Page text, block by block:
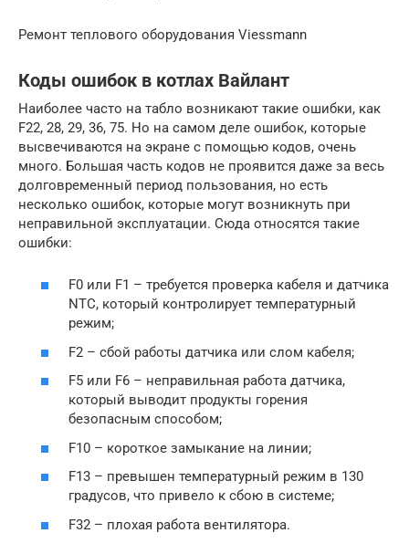
Ремонт теплового оборудования Viessmann
Коды ошибок в котлах Вайлант
Наиболее часто на табло возникают такие ошибки, как
F22, 28, 29, 36, 75. Но на самом деле ошибок, которые
высвечиваются на экране с помощью кодов, очень
много. Большая часть кодов не проявится даже за весь
долговременный период пользования, но есть
несколько ошибок, которые могут возникнуть при
неправильной эксплуатации. Сюда относятся такие
ошибки:
F0 или F1 – требуется проверка кабеля и датчика
NTC, который контролирует температурный
режим;
F2 – сбой работы датчика или слом кабеля;
F5 или F6 – неправильная работа датчика,
который выводит продукты горения
безопасным способом;
F10 – короткое замыкание на линии;
F13 – превышен температурный режим в 130
градусов, что привело к сбою в системе;
F32 – плохая работа вентилятора.